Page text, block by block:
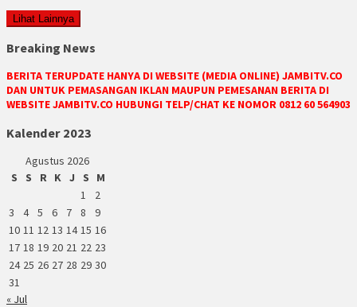
Lihat Lainnya
Breaking News
BERITA TERUPDATE HANYA DI WEBSITE (MEDIA ONLINE) JAMBITV.CO
DAN UNTUK PEMASANGAN IKLAN MAUPUN PEMESANAN BERITA DI
WEBSITE JAMBITV.CO HUBUNGI TELP/CHAT KE NOMOR 0812 60 564903
Kalender 2023
Agustus 2026
S
S R K J S
M
1
2
3
4 5 6 7 8
9
10 11 12 13 14 15 16
17 18 19 20 21 22 23
24 25 26 27 28 29 30
31
« Jul